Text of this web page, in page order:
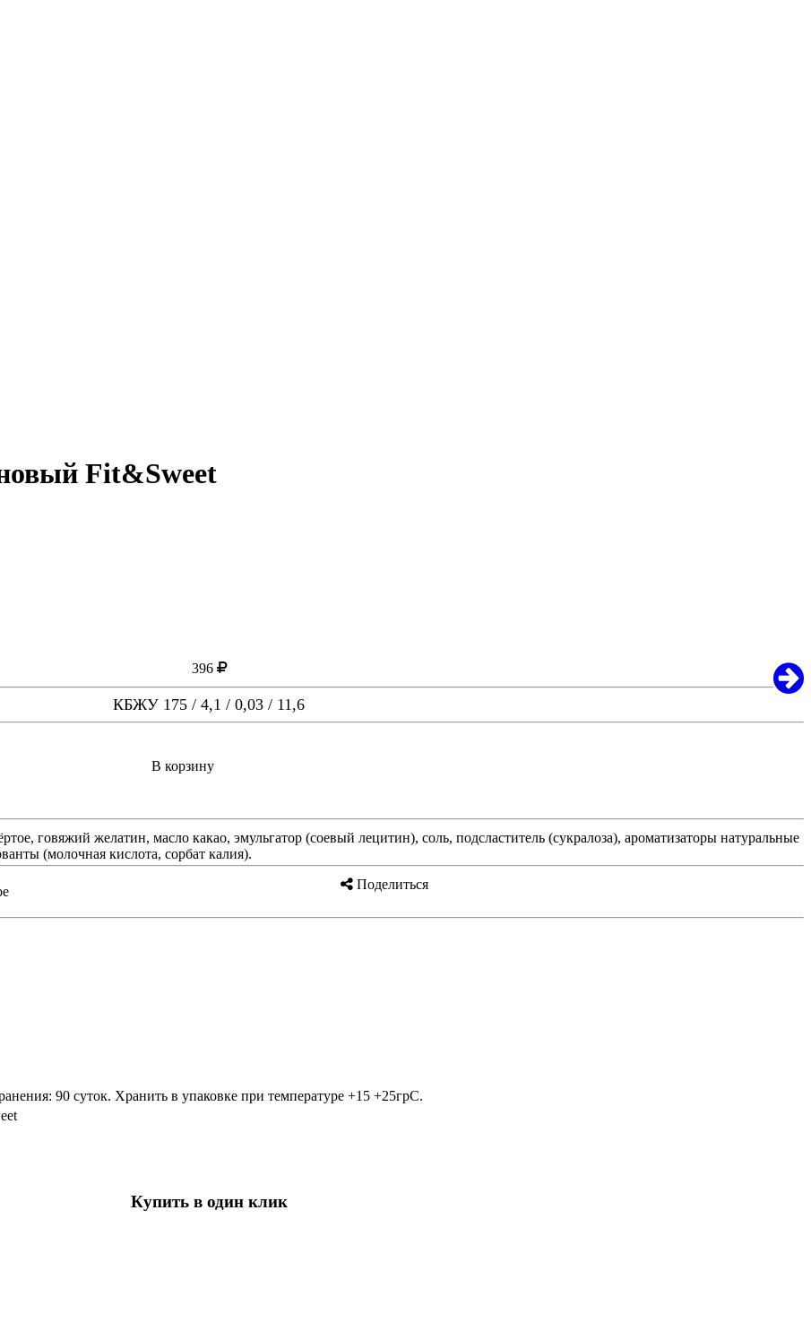
Fit&Sweet
396
КБЖУ 175 / 4,1 / 0,03 / 11,6
В корзину
говяжий желатин, масло какао, эмульгатор (соевый лецитин), соль, подсластитель (сукралоза), ароматизаторы натуральные
(молочная кислота, сорбат калия).
Поделиться
90 суток. Хранить в упаковке при температуре +15 +25грС.
Купить в один клик